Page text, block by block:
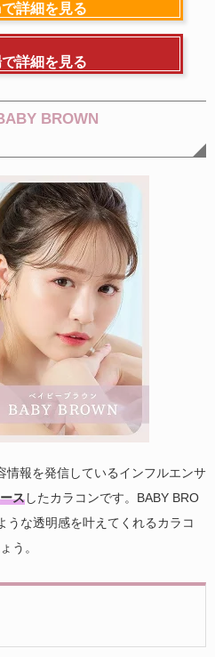
詳細を見る
詳細を見る
BROWN
情報を発信しているインフルエンサ
スしたカラコンです。BABY BRO
うな透明感を叶えてくれるカラコ
う。